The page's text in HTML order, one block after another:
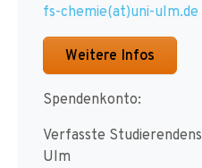
fs-chemie(at)uni-ulm.de
Weitere Infos
Spendenkonto:
Verfasste
Ulm